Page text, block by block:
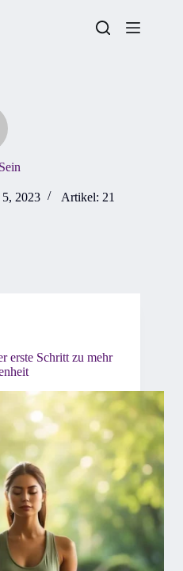
5, 2023 Artikel: 21
erste Schritt zu mehr